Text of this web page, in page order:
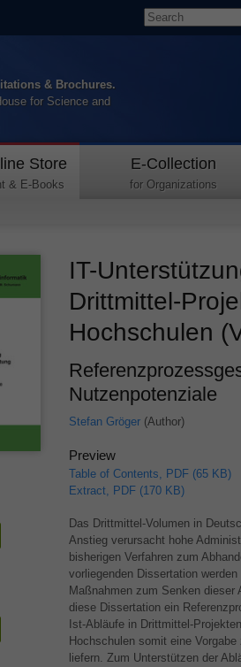
& Brochures.
for Science and
Store
& E-Books
E-Collection
for Organizations
IT-
Drittmittel-
Hochschulen
Nutzenpotenziale
Stefan Gröger(Author)
Preview
Table of Contents, PDF (65 KB)
Extract, PDF (170 KB)
Das Drittmittel-Volumen in
Anstieg verursacht hohe
bisherigen Verfahren zum
vorliegenden Dissertation
Maßnahmen zum Senken dieser
diese Dissertation ein
Ist-Abläufe in Drittmittel-
Hochschulen somit eine
liefern. Zum Unterstützen der